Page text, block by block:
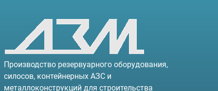
Производство резервуарного оборудования,
силосов, контейнерных АЗС и
металлоконструкций для строительства